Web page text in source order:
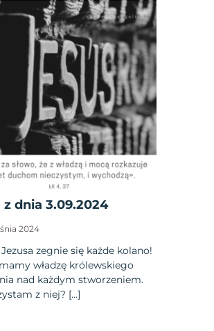
z dnia 3.09.2024
2024
zegnie się każde kolano!
władzę królewskiego
nad każdym stworzeniem.
z niej? […]